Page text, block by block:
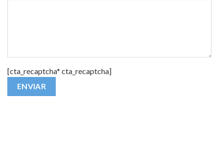
[cta_recaptcha* cta_recaptcha]